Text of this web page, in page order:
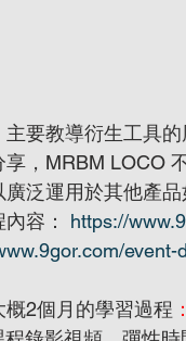
主要教導衍生工具
，MRBM LOCO
泛運用於其他產
容： https://
概2個月的學習過程 ：